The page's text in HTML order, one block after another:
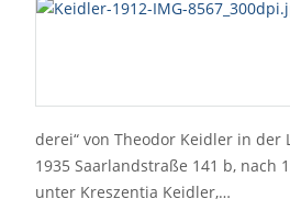
derei“ von Theodor Keidler in der
1935 Saarlandstraße 141 b, nach
unter Kreszentia Keidler,…